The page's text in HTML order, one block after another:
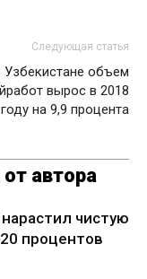
Следующая статья
Узбекистане объем
вырос в 2018
году на 9,9 процента
автора
чистую
процентов